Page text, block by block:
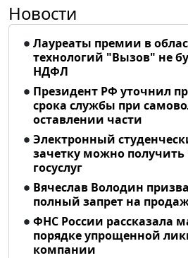
Новости
Лауреаты премии в
технологий "Вызов" не
НДФЛ
Президент РФ уточнил
срока службы при
оставлении части
Электронный
зачетку можно получить
госуслуг
Вячеслав Володин
полный запрет на
ФНС России рассказала
порядке упрощенной
компании